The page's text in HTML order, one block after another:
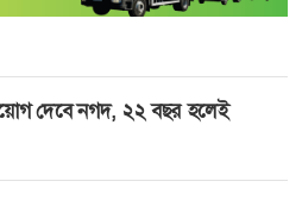
দেবে নগদ, ২২ বছর হলেই